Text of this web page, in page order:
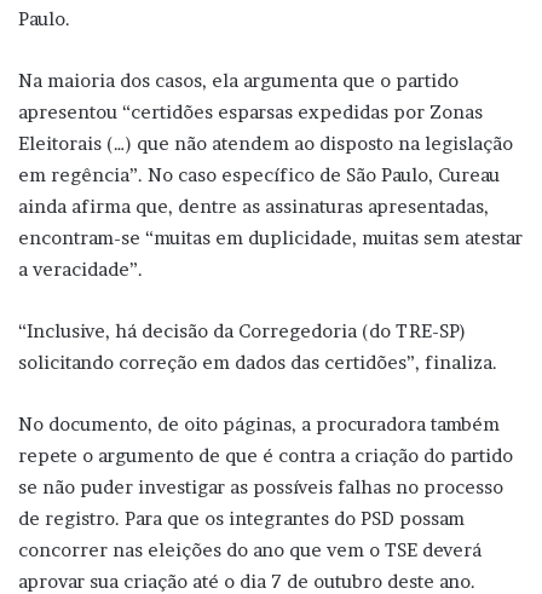
Paulo.
Na maioria dos casos, ela argumenta que o partido
apresentou “certidões esparsas expedidas por Zonas
Eleitorais (…) que não atendem ao disposto na legislação
em regência”. No caso específico de São Paulo, Cureau
ainda afirma que, dentre as assinaturas apresentadas,
encontram-se “muitas em duplicidade, muitas sem atestar
a veracidade”.
“Inclusive, há decisão da Corregedoria (do TRE-SP)
solicitando correção em dados das certidões”, finaliza.
No documento, de oito páginas, a procuradora também
repete o argumento de que é contra a criação do partido
se não puder investigar as possíveis falhas no processo
de registro. Para que os integrantes do PSD possam
concorrer nas eleições do ano que vem o TSE deverá
aprovar sua criação até o dia 7 de outubro deste ano.